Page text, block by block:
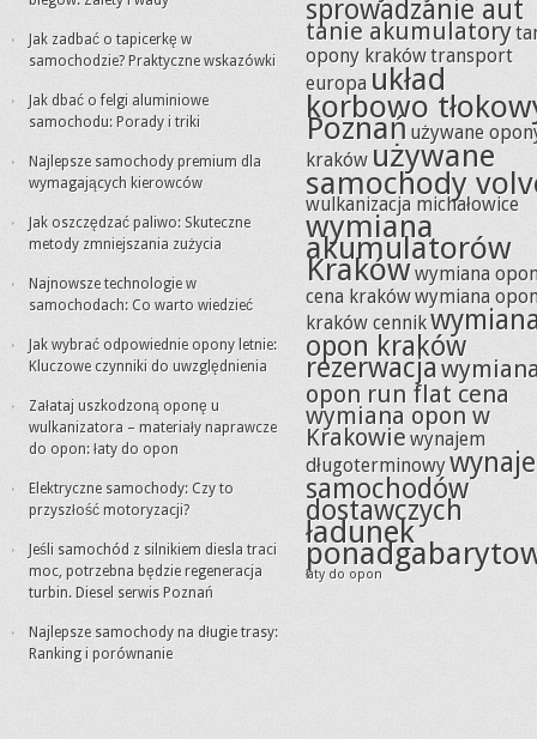
Jak zadbać o tapicerkę w
samochodzie? Praktyczne wskazówki
Jak dbać o felgi aluminiowe
samochodu: Porady i triki
Najlepsze samochody premium dla
wymagających kierowców
Jak oszczędzać paliwo: Skuteczne
metody zmniejszania zużycia
Najnowsze technologie w
samochodach: Co warto wiedzieć
Jak wybrać odpowiednie opony letnie:
Kluczowe czynniki do uwzględnienia
Załataj uszkodzoną oponę u
wulkanizatora – materiały naprawcze
do opon: łaty do opon
Elektryczne samochody: Czy to
przyszłość motoryzacji?
Jeśli samochód z silnikiem diesla traci
moc, potrzebna będzie regeneracja
turbin. Diesel serwis Poznań
Najlepsze samochody na długie trasy:
Ranking i porównanie
sprowadzanie aut
tanie akumulatory
opony krakówtransport
europa układ
korbowo
Poznań używane
kraków używane
samochody
wulkanizacja michałowice
wymiana
akumulatorów
Krakówwymiana
cena krakówwymiana
kraków cennik
opon kraków
rezerwacja
opon run flat cena
wymiana opon w
Krakowiewynajem
długoterminowy
samochodów
dostawczych
ładunek
łaty do opon